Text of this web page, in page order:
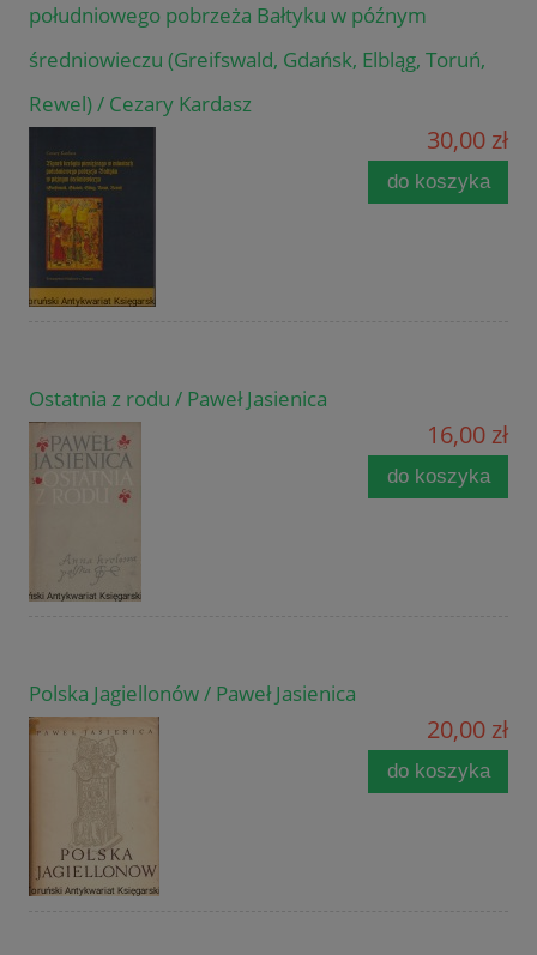
południowego pobrzeża Bałtyku w późnym
średniowieczu (Greifswald, Gdańsk, Elbląg, Toruń,
Rewel) / Cezary Kardasz
30,00 zł
do koszyka
Ostatnia z rodu / Paweł Jasienica
16,00 zł
do koszyka
Polska Jagiellonów / Paweł Jasienica
20,00 zł
do koszyka